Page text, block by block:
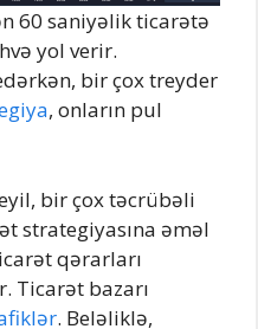
60 saniyəlik ticarətə
yol verir.
bir çox treyder
, onların pul
bir çox təcrübəli
strategiyasına əməl
qərarları
Ticarət bazarı
. Beləliklə,